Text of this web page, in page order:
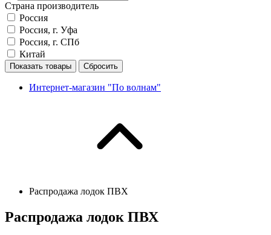
Страна производитель
Россия
Россия, г. Уфа
Россия, г. СПб
Китай
Показать товары Сбросить
Интернет-магазин "По волнам"
Распродажа лодок ПВХ
Распродажа лодок ПВХ